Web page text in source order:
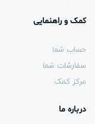
کمک و راهنمایی
حساب شما
سفارشات شما
مرکز کمک
درباره ما